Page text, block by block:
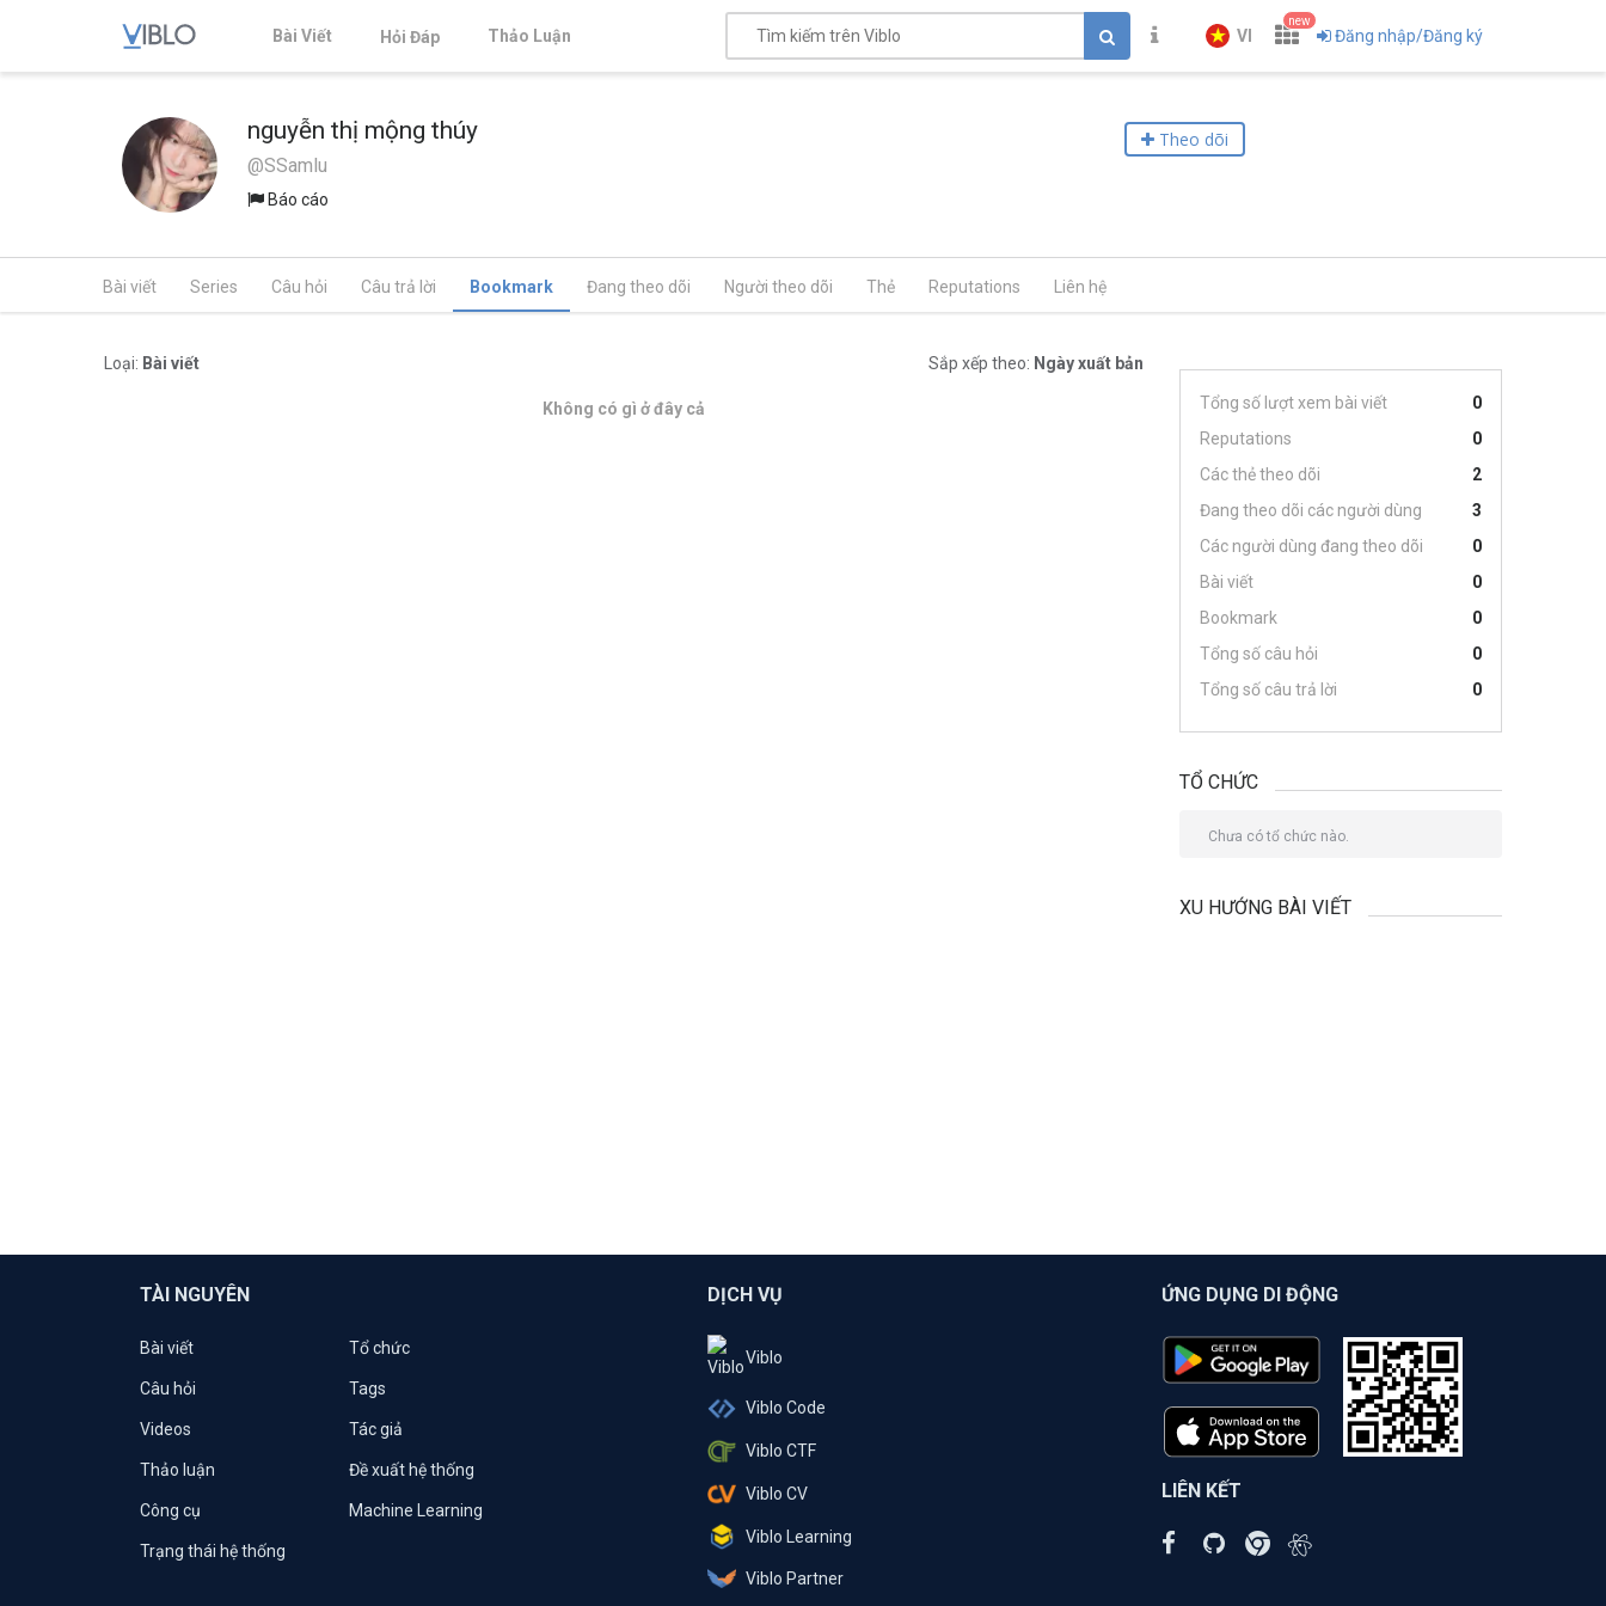
Bài Viết Hỏi Đáp Thảo Luận VI
new
Đăng nhập/Đăng ký
nguyễn thị mộng thúy
@SSamlu
Báo cáo
Theo dõi
Bài viết Series Câu hỏi Câu trả lời Bookmark Đang theo dõi Người theo dõi Thẻ Reputations Liên hệ
Loại: Bài viết Sắp xếp theo: Ngày xuất bản
Không có gì ở đây cả Tổng số lượt xem bài viết
0
Reputations
0
Các thẻ theo dõi
2
Đang theo dõi các người dùng
3
Các người dùng đang theo dõi
0
Bài viết
0
Bookmark
0
Tổng số câu hỏi
0
Tổng số câu trả lời
0
TỔ CHỨC
Chưa có tổ chức nào.
XU HƯỚNG BÀI VIẾT
TÀI NGUYÊN
Bài viết Tổ chức
Câu hỏi Tags
Videos Tác giả
Thảo luận Đề xuất hệ thống
Công cụ Machine Learning
Trạng thái hệ thống
DỊCH VỤ
Viblo
Viblo Code
Viblo CTF
Viblo CV
Viblo Learning
Viblo Partner
ỨNG DỤNG DI ĐỘNG
LIÊN KẾT